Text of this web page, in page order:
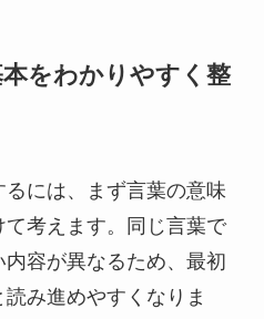
をわかりやすく整
るには、まず言葉の意味
考えます。同じ言葉で
容が異なるため、最初
み進めやすくなりま